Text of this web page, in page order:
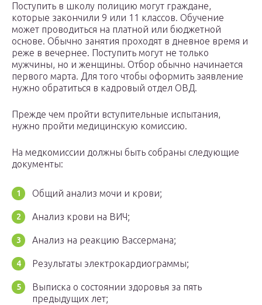
Поступить в школу полицию могут граждане,
которые закончили 9 или 11 классов. Обучение
может проводиться на платной или бюджетной
основе. Обычно занятия проходят в дневное время и
реже в вечернее. Поступить могут не только
мужчины, но и женщины. Отбор обычно начинается
первого марта. Для того чтобы оформить заявление
нужно обратиться в кадровый отдел ОВД.
Прежде чем пройти вступительные испытания,
нужно пройти медицинскую комиссию.
На медкомиссии должны быть собраны следующие
документы:
Общий анализ мочи и крови;
Анализ крови на ВИЧ;
Анализ на реакцию Вассермана;
Результаты электрокардиограммы;
Выписка о состоянии здоровья за пять
предыдущих лет;